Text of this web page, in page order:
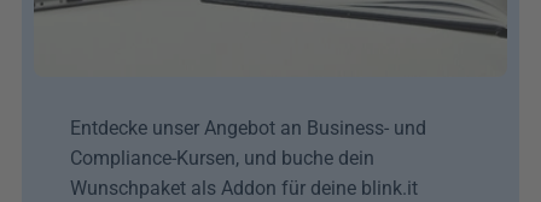
Entdecke unser Angebot an Business- und
Compliance-Kursen, und buche dein
Wunschpaket als Addon für deine blink.it